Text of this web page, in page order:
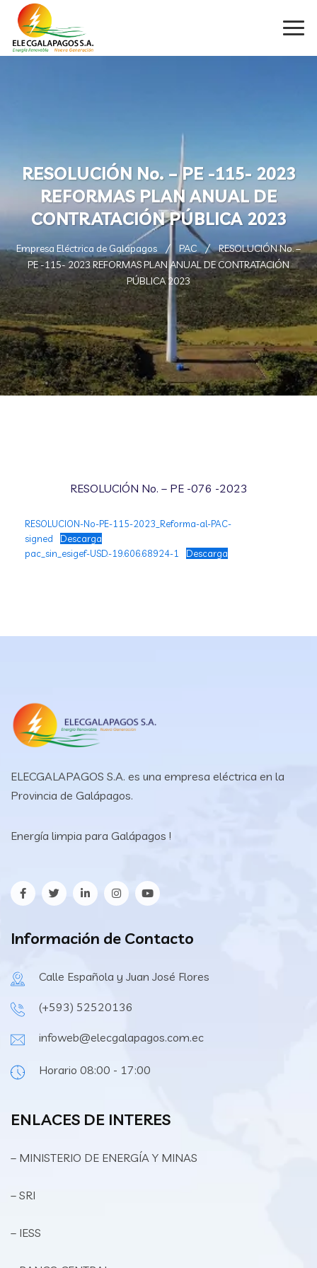
RESOLUCIÓN No. – PE -115- 2023
REFORMAS PLAN ANUAL DE
CONTRATACIÓN PÚBLICA 2023
Empresa Eléctrica de Galápagos PAC
RESOLUCIÓN No. –
PE -115- 2023 REFORMAS PLAN ANUAL DE CONTRATACIÓN
PÚBLICA 2023
RESOLUCIÓN No. – PE -076 -2023
RESOLUCION-No-PE-115-2023_Reforma-al-PAC-
signed
Descarga
pac_sin_esigef-USD.-19.606.68924-1
Descarga
ELECGALAPAGOS S.A. es una empresa eléctrica en la
Provincia de Galápagos.
Energía limpia para Galápagos !
Información de Contacto
Calle Española y Juan José Flores
(+593) 52520136
infoweb@elecgalapagos.com.ec
Horario 08:00 - 17:00
ENLACES DE INTERES
– MINISTERIO DE ENERGÍA Y MINAS
– SRI
– IESS